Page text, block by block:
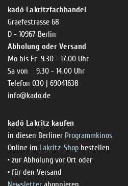
kadó Lakritzfachhandel
Graefestrasse 68
D - 10967 Berlin
Abholung oder Versand
Mo bis Fr 9.30 - 17.00 Uhr
Sa von 9.30 - 14.00 Uhr
Telefon 030 | 69041638
info@kado.de
kadó Lakritz kaufen
in diesen Berliner Programmkinos
Online im Lakritz-Shop bestellen
• zur Abholung vor Ort oder
• für den Versand